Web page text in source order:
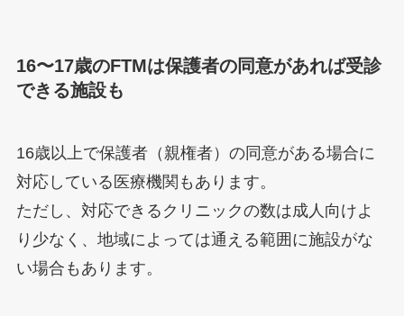
16〜17歳のFTMは保護者の同意があれば受診
できる施設も
16歳以上で保護者（親権者）の同意がある場合に
対応している医療機関もあります。
ただし、対応できるクリニックの数は成人向けよ
り少なく、地域によっては通える範囲に施設がな
い場合もあります。